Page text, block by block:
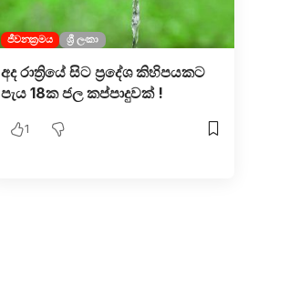
ජීවනක්‍රමය ශ්‍රී ලංකා
අද රාත්‍රියේ සිට ප්‍රදේශ කිහිපයකට
පැය 18ක ජල කප්පාදුවක් !
1